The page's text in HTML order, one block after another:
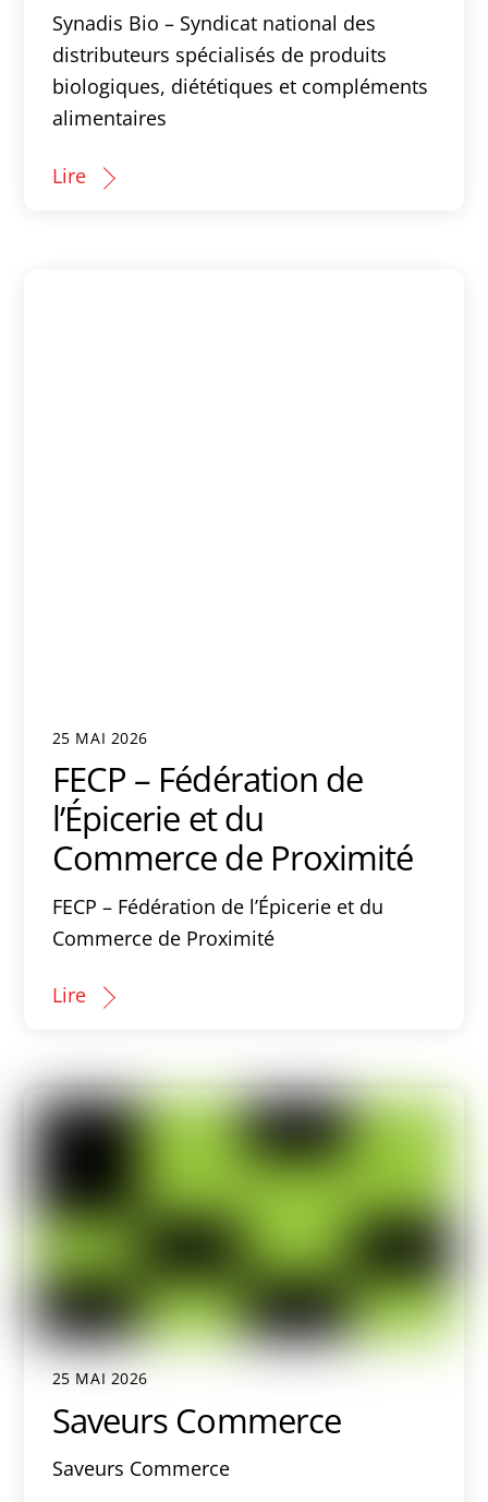
Synadis Bio – Syndicat national des
distributeurs spécialisés de produits
biologiques, diététiques et compléments
alimentaires
Lire
25 MAI 2026
FECP – Fédération de
l’Épicerie et du
Commerce de Proximité
FECP – Fédération de l’Épicerie et du
Commerce de Proximité
Lire
25 MAI 2026
Saveurs Commerce
Saveurs Commerce